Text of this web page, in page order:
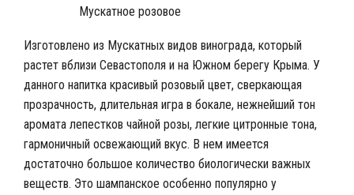
Мускатное розовое
Изготовлено из Мускатных видов винограда, который
растет вблизи Севастополя и на Южном берегу Крыма. У
данного напитка красивый розовый цвет, сверкающая
прозрачность, длительная игра в бокале, нежнейший тон
аромата лепестков чайной розы, легкие цитронные тона,
гармоничный освежающий вкус. В нем имеется
достаточно большое количество биологически важных
веществ. Это шампанское особенно популярно у